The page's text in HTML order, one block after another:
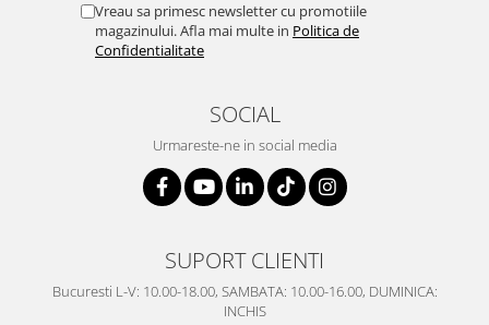
CHIQUE STRIPES VERDE
Renaissance Grey
Vreau sa primesc newsletter cu promotiile
magazinului. Afla mai multe in Politica de
Confidentialitate
SOCIAL
Urmareste-ne in social media
SUPORT CLIENTI
Bucuresti L-V: 10.00-18.00, SAMBATA: 10.00-16.00, DUMINICA:
INCHIS